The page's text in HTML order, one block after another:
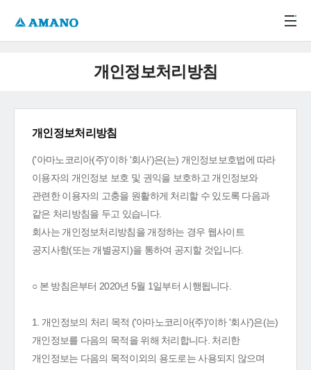
개인정보처리방침
개인정보처리방침
('아마노코리아(주)'이하 '회사')은(는) 개인정보보호법에 따라
이용자의 개인정보 보호 및 권익을 보호하고 개인정보와
관련한 이용자의 고충을 원활하게 처리할 수 있도록 다음과
같은 처리방침을 두고 있습니다.
회사는 개인정보처리방침을 개정하는 경우 웹사이트
공지사항(또는 개별공지)을 통하여 공지할 것입니다.
○ 본 방침은부터 2020년 5월 1일부터 시행됩니다.
1. 개인정보의 처리 목적 ('아마노코리아(주)'이하 '회사')은(는)
개인정보를 다음의 목적을 위해 처리합니다. 처리한
개인정보는 다음의 목적이외의 용도로는 사용되지 않으며